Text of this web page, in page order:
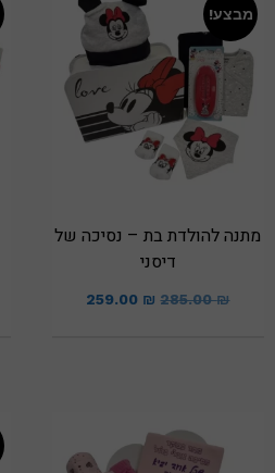
מבצע!
מתנה להולדת בת – נסיכה של
דיסני
285.00₪
259.00 ₪